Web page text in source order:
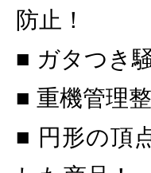
防止！
■ ガタつき
■ 重機管理
■ 円形の頂